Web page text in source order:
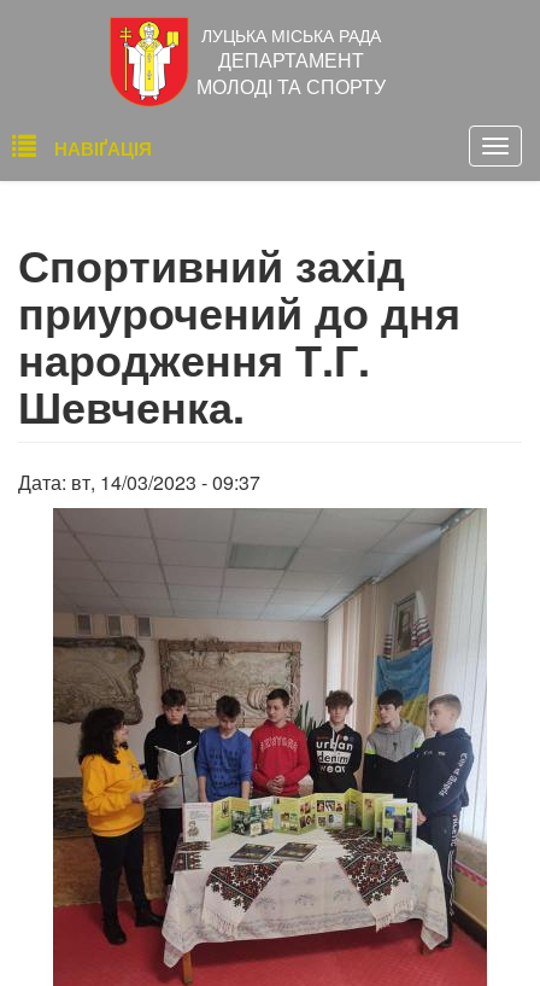
ЛУЦЬКА МІСЬКА РАДА
ДЕПАРТАМЕНТ
МОЛОДІ ТА СПОРТУ
Основна
навіґація
НАВІҐАЦІЯ
Спортивний захід
приурочений до дня
народження Т.Г.
Шевченка.
Дата: вт, 14/03/2023 - 09:37